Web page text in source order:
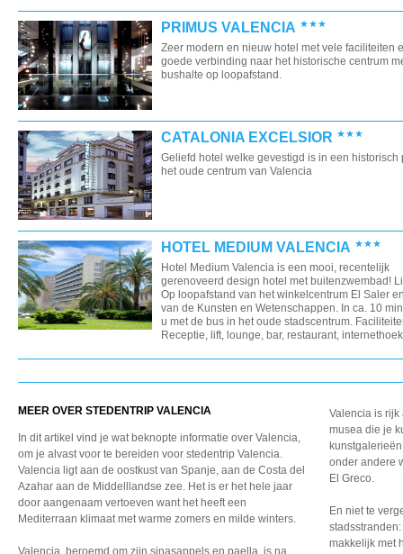
PRIMUS VALENCIA
Zeer modern en nieuw hotel met vele faciliteiten
goede verbinding naar het historische centrum
bushalte op loopafstand.
CATALONIA EXCELSIOR
Geliefd hotel welke gevestigd is in een historisch
het oude centrum van Valencia
HOTEL MEDIUM VALENCIA
Hotel Medium Valencia is een mooi, recentelijk
gerenoveerd design hotel met buitenzwembad!
Op loopafstand van het winkelcentrum El Saler
van de Kunsten en Wetenschappen. In ca. 10
u met de bus in het oude stadscentrum.
Receptie, lift, lounge, bar, restaurant,
MEER OVER STEDENTRIP VALENCIA
In dit artikel vind je wat beknopte informatie over Valencia,
om je alvast voor te bereiden voor stedentrip Valencia.
Valencia ligt aan de oostkust van Spanje, aan de Costa del
Azahar aan de Middelllandse zee. Het is er het hele jaar
door aangenaam vertoeven want het heeft een
Mediterraan klimaat met warme zomers en milde winters.
Valencia, beroemd om zijn sinasappels en paella, is na
Valencia is
musea die je
onder andere
El Greco.
En niet te
makkelijk met